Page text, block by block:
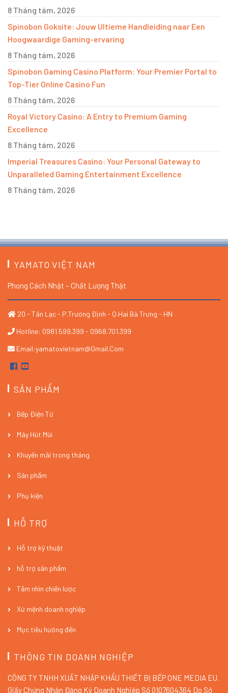
8 Tháng tám, 2026
Spinobon Goksite: Jouw Ultieme Handleiding naar Een
Hoogwaardige Gaming-ervaring
8 Tháng tám, 2026
Spinobon Gaming Casino Platform: Your Premier Portal to
Top-Tier Online Casino Fun
8 Tháng tám, 2026
Royal Victory Casino: A Entry to Premium Gaming
Excellence
8 Tháng tám, 2026
Imperial Treasures Casino: Your Personal Gateway to
Unparalleled Gaming Entertainment Excellence
8 Tháng tám, 2026
YAMATO VIỆT NAM
Phong Cách Nhật – Chất Lượng Thật
20 - Tân Lạc - P.Trương Định - Q.Hai Bà Trưng - HN
Hotline: 0981.599.399 - 0968.701.399
Email:yamatovietnam@gmail.com
SẢN PHẨM
Bếp Điện Từ
Máy Hút Mùi
Khuyến mãi trong tháng
Sản phẩm
Phụ kiện
HỖ TRỢ
Hỗ trợ kỹ thuật
hỗ trợ sản phẩm
Tầm nhìn chiến lược
Xứ mệnh doanh nghiệp
Mục tiêu hướng đến
THÔNG TIN DOANH NGHIỆP
CÔNG TY TNHH XUẤT NHẬP KHẨU THIẾT BỊ BẾP ONE MEDIA EU.
Giấy Chứng Nhận Đăng Ký Doanh Nghiệp Số 0107604364 Do Sở